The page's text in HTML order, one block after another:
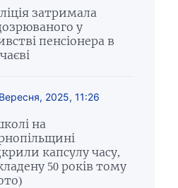
затримала
у
пенсіонера в
2025, 11:26
на
капсулу часу,
50 років тому